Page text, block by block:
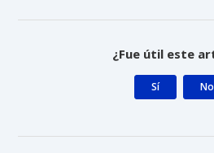
¿Fue útil este
Sí No